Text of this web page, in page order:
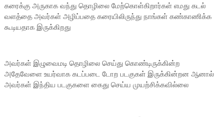
கரைக்கு அருகாக வந்து தொழிலை மேற்கொள்கிறார்கள் எமது கடல்
வளத்தை அவர்கள் அழிப்பதை கரையிலிருந்து நாங்கள் கண்காணிக்க
கூடியதாக இருக்கிறது
அவர்கள் இழுவைமடி தொழிலை செய்து கொண்டிருக்கின்ற
அதேவேளை உயர்வாக கடப்படை டோற படகுகள் இருக்கின்றன ஆனால்
அவர்கள் இந்திய படகுகளை கைது செய்ய முயற்சிக்கவில்லை